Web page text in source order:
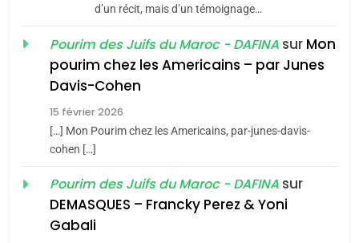
JUDAISME
Maroc : Les amandes de
Tafraout, le miel de Tadla
du terroir
Oeil ravageur – Vanessa
De Loya Stauber
d’un récit, mais d’un témoignage…
Pourim des Juifs du Maroc - DAFINA sur Mon
pourim chez les Americains – par Junes
Davis-Cohen
15 février 2026
[…] Mon Pourim chez les Americains, par-junes-davis-
cohen […]
Pourim des Juifs du Maroc - DAFINA sur
DEMASQUES – Francky Perez & Yoni
Gabali